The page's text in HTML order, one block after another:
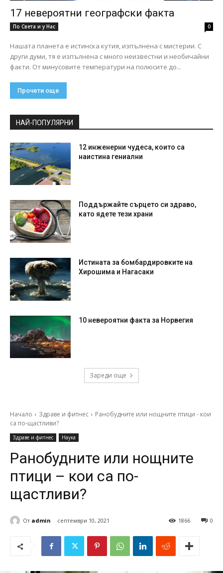
17 невероятни географски факта
По Света и у Нас 0
Нашата планета е истинска кутия, изпълнена с мистерии. С
други думи, тя е изпълнена с много неизвестни и необичайни
факти. От минусовите температури на полюсите до...
Прочети още
НАЙ-ПОПУЛЯРНИ
12 инженерни чудеса, които са
наистина гениални
Поддържайте сърцето си здраво,
като ядете тези храни
Истината за бомбардировките на
Хирошима и Нагасаки
10 невероятни факта за Норвегия
Зареди още